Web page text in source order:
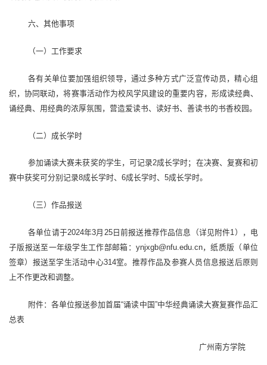
六、其他事项
（一）工作要求
各有关单位要加强组织领导，通过多种方式广泛宣传动员，精心组
织，协同联动，将赛事活动作为校风学风建设的重要内容，形成读经典、
诵经典、用经典的浓厚氛围，营造爱读书、读好书、善读书的书香校园。
（二）成长学时
参加诵读大赛未获奖的学生，可记录2成长学时；在决赛、复赛和初
赛中获奖可分别记录8成长学时、6成长学时、5成长学时。
（三）作品报送
各单位请于2024年3月25日前报送推荐作品信息（详见附件1），电
子版报送至一年级学生工作部邮箱： ynjxgb@nfu.edu.cn，纸质版（单位
签章）报送至学生活动中心314室。推荐作品及参赛人员信息报送后原则
上不作更改和调整。
附件：各单位报送参加首届“诵读中国”中华经典诵读大赛复赛作品汇
总表
广州南方学院